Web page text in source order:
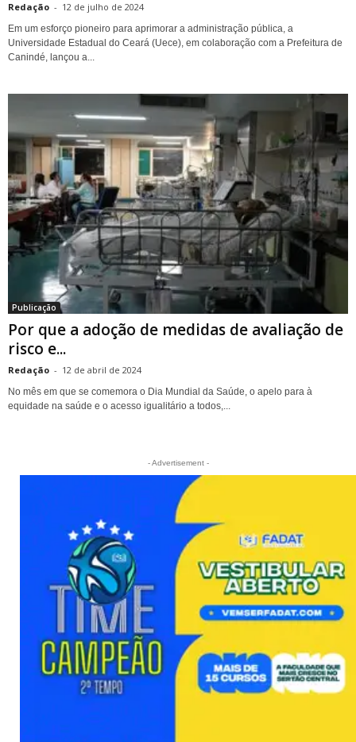
Redação - 12 de julho de 2024
Em um esforço pioneiro para aprimorar a administração pública, a
Universidade Estadual do Ceará (Uece), em colaboração com a Prefeitura de
Canindé, lançou a...
Publicação
Por que a adoção de medidas de avaliação de
risco e...
Redação - 12 de abril de 2024
No mês em que se comemora o Dia Mundial da Saúde, o apelo para à
equidade na saúde e o acesso igualitário a todos,...
- Advertisement -